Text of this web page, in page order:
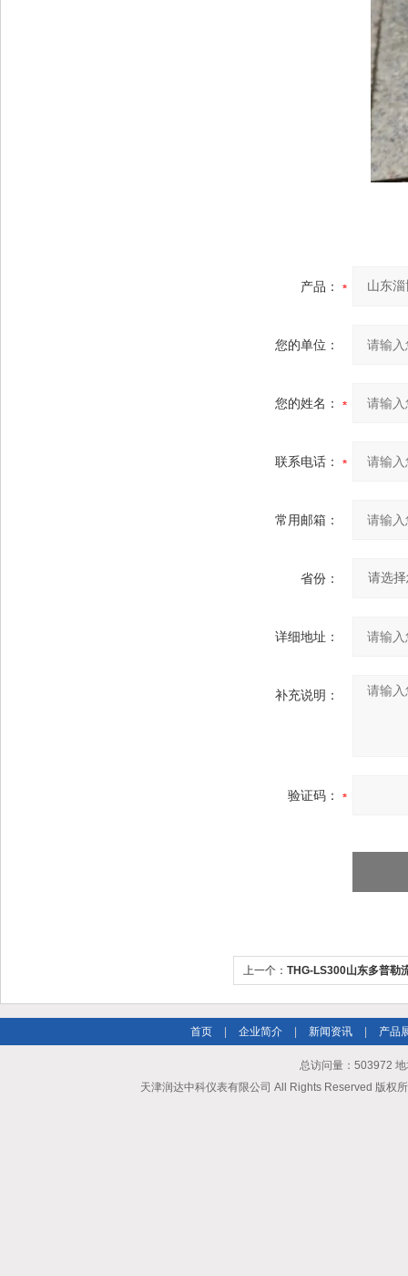
产品：
您的单位：
您的姓名：
联系电话：
常用邮箱：
省份：
详细地址：
补充说明：
验证码：
上一个： THG-LS300山东多普勒
首页 企业简介 新闻资讯 产品
总访问量：503972
天津润达中科仪表有限公司 All Rights Reserved 版权